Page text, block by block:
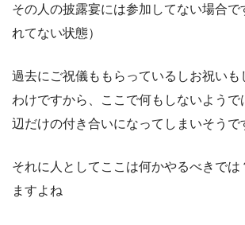
その人の披露宴には参加してない場合で
れてない状態）
過去にご祝儀ももらっているしお祝いも
わけですから、ここで何もしないようで
辺だけの付き合いになってしまいそうで
それに人としてここは何かやるべきでは
ますよね